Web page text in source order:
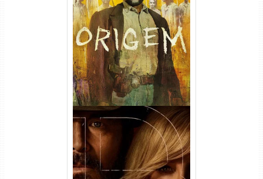
Origem 4ª Temporada Torrent
(2026) WEB-DL 1080p/4K
Dual Áudio